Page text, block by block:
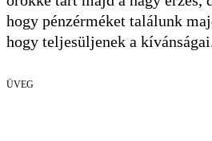
hogy pénzérméket találunk
hogy teljesüljenek a
ÜVEG